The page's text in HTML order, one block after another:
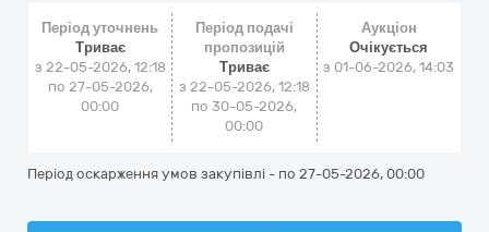
Період уточнень
Триває
з 22-05-2026, 12:18
по 27-05-2026,
00:00
Період подачі
пропозицій
Триває
з 22-05-2026, 12:18
по 30-05-2026,
00:00
Аукціон
Очікується
з 01-06-2026, 14:03
Період оскарження умов закупівлі - по 27-05-2026, 00:00